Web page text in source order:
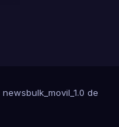
newsbulk_movil_1.0 de